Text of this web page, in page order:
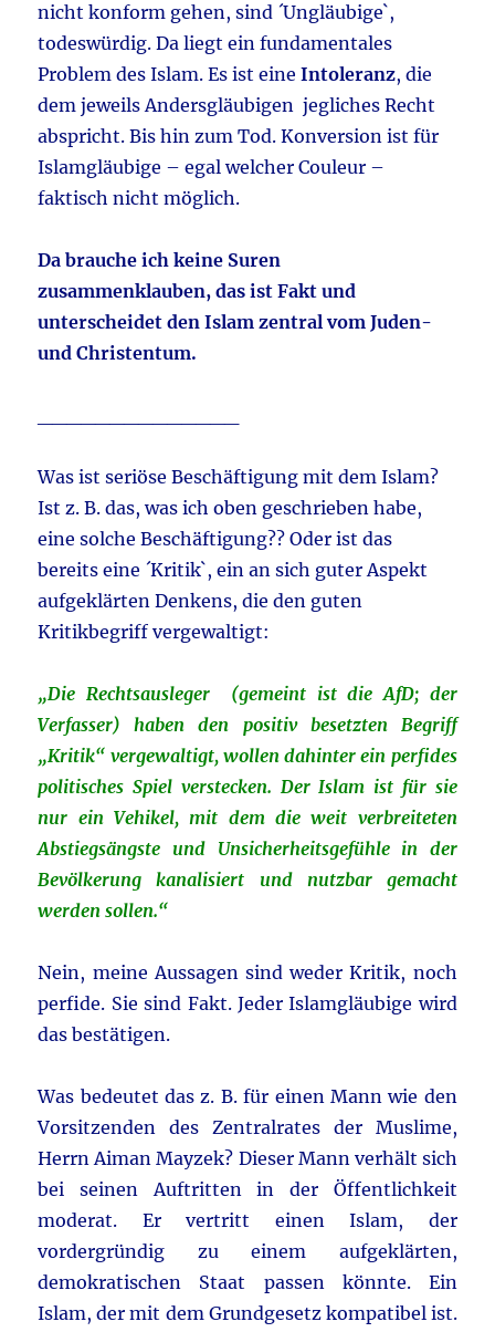
nicht konform gehen, sind ´Ungläubige`,
todeswürdig. Da liegt ein fundamentales
Problem des Islam. Es ist eineIntoleranz, die
dem jeweils Andersgläubigen jegliches Recht
abspricht. Bis hin zum Tod. Konversion ist für
Islamgläubige – egal welcher Couleur –
faktisch nicht möglich.
Da brauche ich keine Suren
zusammenklauben, das ist Fakt und
unterscheidet den Islam zentral vom Juden-
und Christentum.
Was ist seriöse Beschäftigung mit dem Islam?
Ist z. B. das, was ich oben geschrieben habe,
eine solche Beschäftigung?? Oder ist das
bereits eine ´Kritik`, ein an sich guter Aspekt
aufgeklärten Denkens, die den guten
Kritikbegriff vergewaltigt:
„Die Rechtsausleger (gemeint ist die AfD; der
Verfasser) haben den positiv besetzten Begriff
„Kritik“ vergewaltigt, wollen dahinter ein perfides
politisches Spiel verstecken. Der Islam ist für sie
nur ein Vehikel, mit dem die weit verbreiteten
Abstiegsängste und Unsicherheitsgefühle in der
Bevölkerung kanalisiert und nutzbar gemacht
werden sollen.“
Nein, meine Aussagen sind weder Kritik, noch
perfide. Sie sind Fakt. Jeder Islamgläubige wird
das bestätigen.
Was bedeutet das z. B. für einen Mann wie den
Vorsitzenden des Zentralrates der Muslime,
Herrn Aiman Mayzek? Dieser Mann verhält sich
bei seinen Auftritten in der Öffentlichkeit
moderat. Er vertritt einen Islam, der
vordergründig zu einem aufgeklärten,
demokratischen Staat passen könnte. Ein
Islam, der mit dem Grundgesetz kompatibel ist.